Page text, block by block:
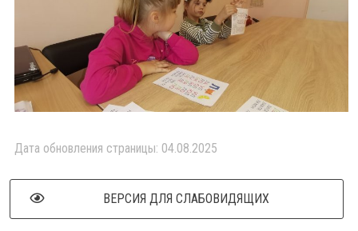
Дата обновления страницы: 04.08.2025
ВЕРСИЯ ДЛЯ СЛАБОВИДЯЩИХ